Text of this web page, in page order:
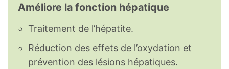
Améliore la fonction hépatique
Traitement de l’hépatite.
Réduction des effets de l’oxydation et
prévention des lésions hépatiques.